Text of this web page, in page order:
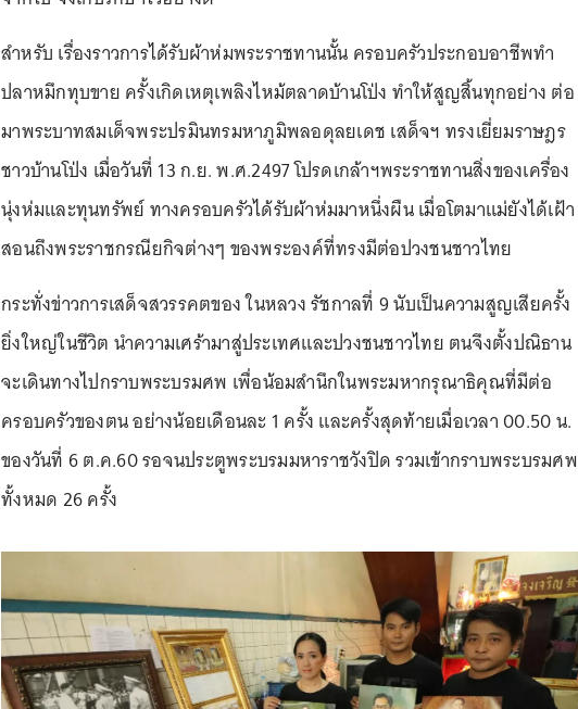
สำหรับ เรื่องราวการได้รับผ้าห่มพระราชทานนั้น ครอบครัวประกอบอาชีพทำ
ปลาหมึกทุบขาย ครั้งเกิดเหตุเพลิงไหม้ตลาดบ้านโป่ง ทำให้สูญสิ้นทุกอย่าง ต่อ
มาพระบาทสมเด็จพระปรมินทรมหาภูมิพลอดุลยเดช เสด็จฯ ทรงเยี่ยมราษฎร
ชาวบ้านโป่ง เมื่อวันที่ 13 ก.ย. พ.ศ.2497 โปรดเกล้าฯพระราชทานสิ่งของเครื่อง
นุ่งห่มและทุนทรัพย์ ทางครอบครัวได้รับผ้าห่มมาหนึ่งผืน เมื่อโตมาแม่ยังได้เฝ้า
สอนถึงพระราชกรณียกิจต่างๆ ของพระองค์ที่ทรงมีต่อปวงชนชาวไทย
กระทั่งข่าวการเสด็จสวรรคตของ ในหลวง รัชกาลที่ 9 นับเป็นความสูญเสียครั้ง
ยิ่งใหญ่ในชีวิต นำความเศร้ามาสู่ประเทศและปวงชนชาวไทย ตนจึงตั้งปณิธาน
จะเดินทางไปกราบพระบรมศพ เพื่อน้อมสำนึกในพระมหากรุณาธิคุณที่มีต่อ
ครอบครัวของตน อย่างน้อยเดือนละ 1 ครั้ง และครั้งสุดท้ายเมื่อเวลา 00.50 น.
ของวันที่ 6 ต.ค.60 รอจนประตูพระบรมมหาราชวังปิด รวมเข้ากราบพระบรมศพ
ทั้งหมด 26 ครั้ง